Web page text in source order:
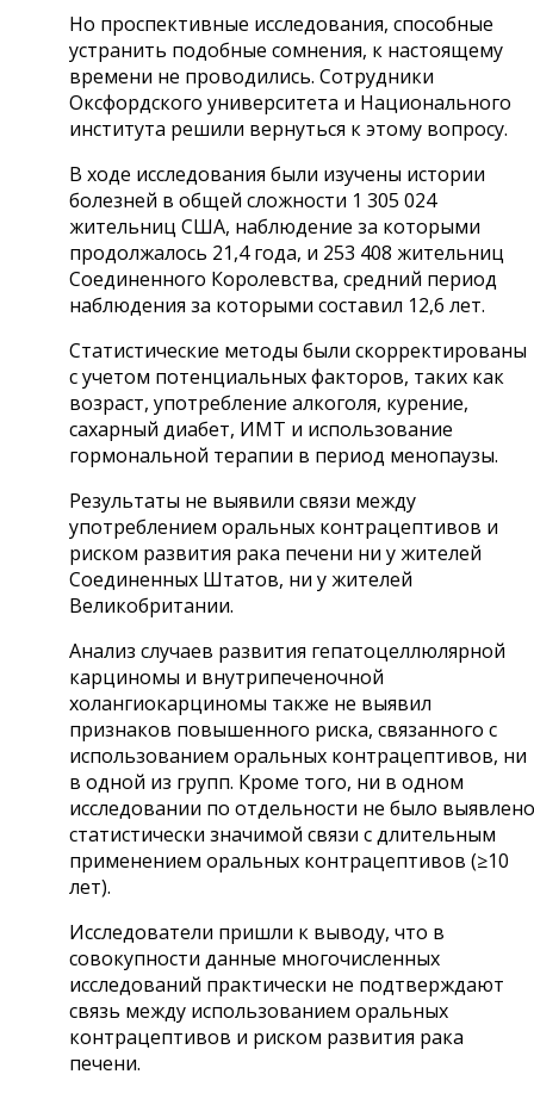
Но проспективные исследования, способные
устранить подобные сомнения, к настоящему
времени не проводились. Сотрудники
Оксфордского университета и Национального
института решили вернуться к этому вопросу.
В ходе исследования были изучены истории
болезней в общей сложности 1 305 024
жительниц США, наблюдение за которыми
продолжалось 21,4 года, и 253 408 жительниц
Соединенного Королевства, средний период
наблюдения за которыми составил 12,6 лет.
Статистические методы были скорректированы
с учетом потенциальных факторов, таких как
возраст, употребление алкоголя, курение,
сахарный диабет, ИМТ и использование
гормональной терапии в период менопаузы.
Результаты не выявили связи между
употреблением оральных контрацептивов и
риском развития рака печени ни у жителей
Соединенных Штатов, ни у жителей
Великобритании.
Анализ случаев развития гепатоцеллюлярной
карциномы и внутрипеченочной
холангиокарциномы также не выявил
признаков повышенного риска, связанного с
использованием оральных контрацептивов, ни
в одной из групп. Кроме того, ни в одном
исследовании по отдельности не было выявлено
статистически значимой связи с длительным
применением оральных контрацептивов (≥10
лет).
Исследователи пришли к выводу, что в
совокупности данные многочисленных
исследований практически не подтверждают
связь между использованием оральных
контрацептивов и риском развития рака
печени.